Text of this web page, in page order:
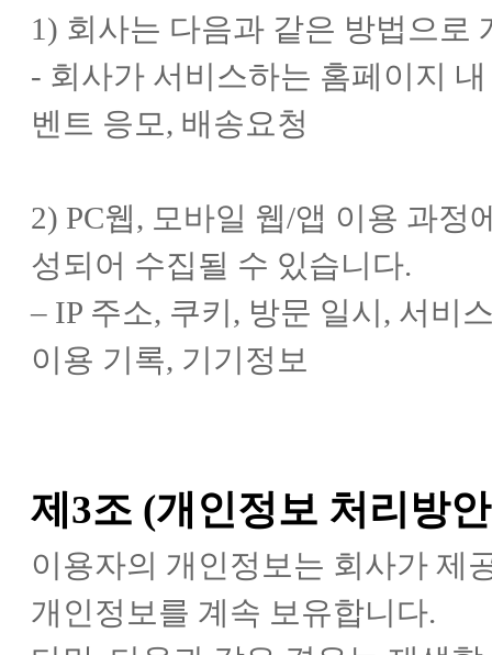
1) 회사는 다음과 같은 방법으로
- 회사가 서비스하는 홈페이지
벤트 응모, 배송요청
2) PC웹, 모바일 웹/앱 이용 과
성되어 수집될 수 있습니다.
– IP 주소, 쿠키, 방문 일시, 서비
이용 기록, 기기정보
제3조 (개인정보 처리방
이용자의 개인정보는 회사가 제
개인정보를 계속 보유합니다.